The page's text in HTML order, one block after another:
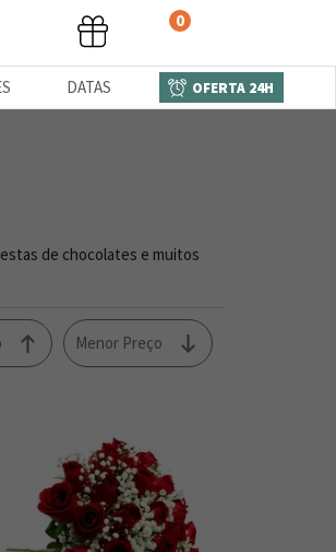
0
DATAS OFERTA 24H
de chocolates e muitos
Menor Preço